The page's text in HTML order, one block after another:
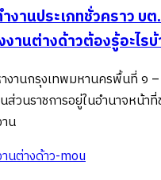
านประเภทชั่วคราว บต
านต่างด้าวต้องรู้อะไร
งานกรุงเทพมหานครพื้นที่ ๑
ส่วนราชการอยู่ในอำนาจหน้า
น